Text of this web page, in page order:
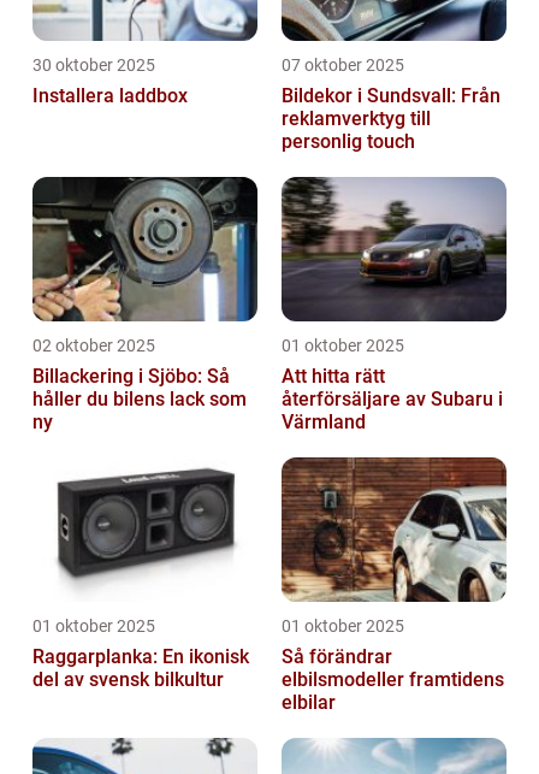
30 oktober 2025
Installera laddbox
07 oktober 2025
Bildekor i Sundsvall: Från
reklamverktyg till
personlig touch
02 oktober 2025
Billackering i Sjöbo: Så
håller du bilens lack som
ny
01 oktober 2025
Att hitta rätt
återförsäljare av Subaru i
Värmland
01 oktober 2025
Raggarplanka: En ikonisk
del av svensk bilkultur
01 oktober 2025
Så förändrar
elbilsmodeller framtidens
elbilar